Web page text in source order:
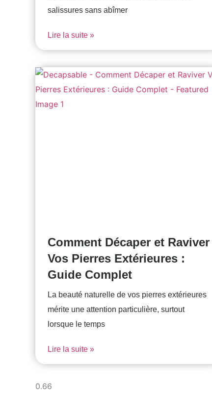
salissures sans abîmer
Lire la suite »
Comment Décaper et Raviver
Vos Pierres Extérieures :
Guide Complet
La beauté naturelle de vos pierres extérieures
mérite une attention particulière, surtout
lorsque le temps
Lire la suite »